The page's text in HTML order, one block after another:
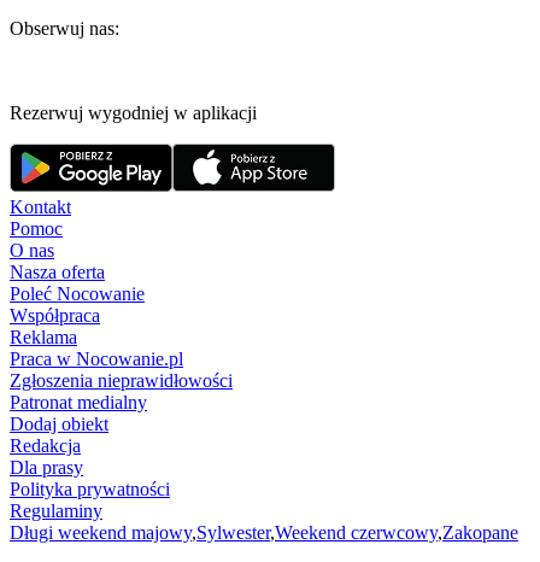
Obserwuj nas:
Rezerwuj wygodniej w aplikacji
Kontakt
Pomoc
O nas
Nasza oferta
Poleć Nocowanie
Współpraca
Reklama
Praca w Nocowanie.pl
Zgłoszenia nieprawidłowości
Patronat medialny
Dodaj obiekt
Redakcja
Dla prasy
Polityka prywatności
Regulaminy
Długi weekend majowy,Sylwester,Weekend czerwcowy,Zakopane